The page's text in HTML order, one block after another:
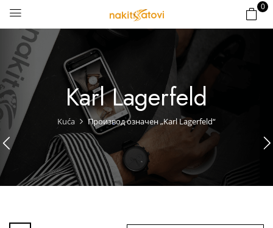
0
Karl Lagerfeld
Kuća Производ oзначен „Karl Lagerfeld“